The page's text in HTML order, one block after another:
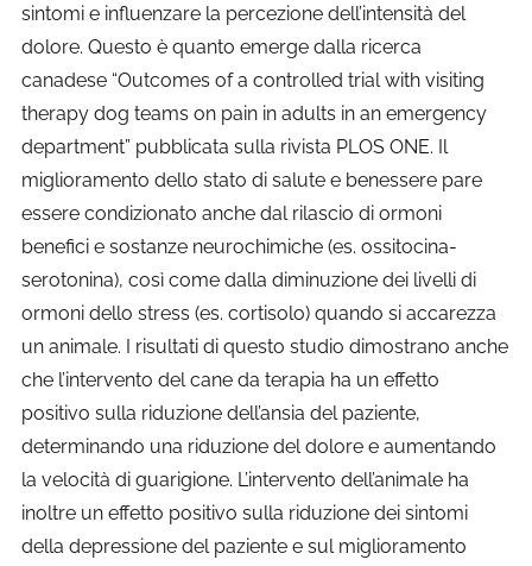
sintomi e influenzare la percezione dell’intensità del
dolore. Questo è quanto emerge dalla ricerca
canadese “Outcomes of a controlled trial with visiting
therapy dog teams on pain in adults in an emergency
department” pubblicata sulla rivista PLOS ONE. Il
miglioramento dello stato di salute e benessere pare
essere condizionato anche dal rilascio di ormoni
benefici e sostanze neurochimiche (es. ossitocina-
serotonina), così come dalla diminuzione dei livelli di
ormoni dello stress (es. cortisolo) quando si accarezza
un animale. I risultati di questo studio dimostrano anche
che l’intervento del cane da terapia ha un effetto
positivo sulla riduzione dell’ansia del paziente,
determinando una riduzione del dolore e aumentando
la velocità di guarigione. L’intervento dell’animale ha
inoltre un effetto positivo sulla riduzione dei sintomi
della depressione del paziente e sul miglioramento